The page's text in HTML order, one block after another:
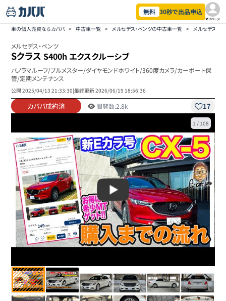
無料 30秒で出品申込
マイページ
車の個人売買ならカババ > 中古車一覧 > メルセデス・ベンツの中古車一覧 > メルセデス・
メルセデス・ベンツ
Sクラス S400h エクスクルーシブ
パノラマルーフ/ブルメスター/ダイヤモンドホワイト/360度カメラ/カーポート保
管/定期メンテナンス
公開2025/04/13 21:33:30|最終更新2026/06/19 18:56:36
カババ成約済 閲覧数:2.8k 17
1 / 108